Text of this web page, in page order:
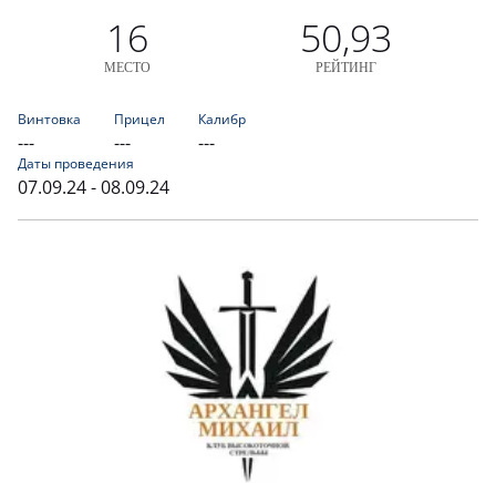
16
МЕСТО
50,93
РЕЙТИНГ
Винтовка
---
Прицел
---
Калибр
---
Даты проведения
07.09.24 - 08.09.24